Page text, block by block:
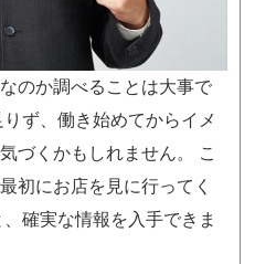
のか調べることは大事で
ず、働き始めてからイメ
づくかもしれません。 こ
初にお店を見に行ってく
確実な情報を入手できま